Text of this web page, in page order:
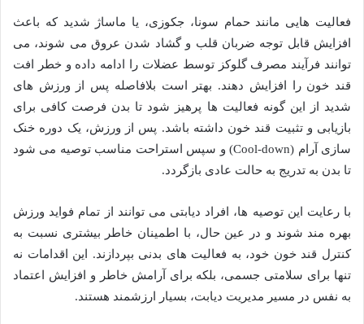
فعالیت هایی مانند حمام سونا، جکوزی، یا ماساژ شدید که باعث
افزایش قابل توجه ضربان قلب و گشاد شدن عروق می شوند، می
توانند فرآیند مصرف گلوکز توسط عضلات را ادامه داده و خطر افت
قند خون را افزایش دهند. بهتر است بلافاصله پس از ورزش های
شدید از این گونه فعالیت ها پرهیز شود تا بدن فرصت کافی برای
بازیابی و تثبیت قند خون داشته باشد. پس از ورزش، یک دوره خنک
سازی آرام (Cool-down) و سپس استراحت مناسب توصیه می شود
تا بدن به تدریج به حالت عادی بازگردد.
با رعایت این توصیه ها، افراد دیابتی می توانند از تمام فواید ورزش
بهره مند شوند و در عین حال، با اطمینان خاطر بیشتری نسبت به
کنترل قند خون خود، به فعالیت های بدنی بپردازند. این اقدامات نه
تنها برای سلامتی جسمی، بلکه برای آرامش خاطر و افزایش اعتماد
به نفس در مسیر مدیریت دیابت، بسیار ارزشمند هستند.